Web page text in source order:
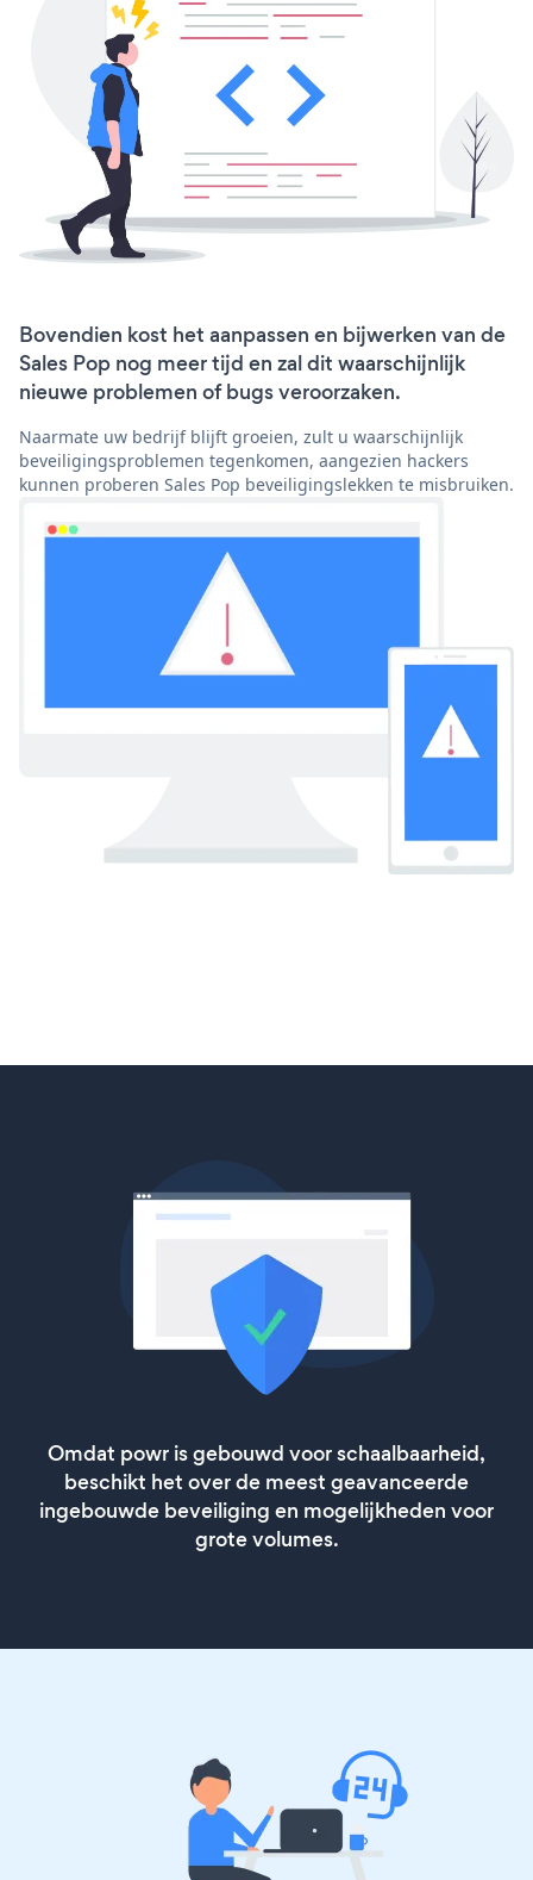
Bovendien kost het aanpassen en bijwerken van de
Sales Pop nog meer tijd en zal dit waarschijnlijk
nieuwe problemen of bugs veroorzaken.
Naarmate uw bedrijf blijft groeien, zult u waarschijnlijk
beveiligingsproblemen tegenkomen, aangezien hackers
kunnen proberen Sales Pop beveiligingslekken te misbruiken.
Omdat powr is gebouwd voor schaalbaarheid,
beschikt het over de meest geavanceerde
ingebouwde beveiliging en mogelijkheden voor
grote volumes.